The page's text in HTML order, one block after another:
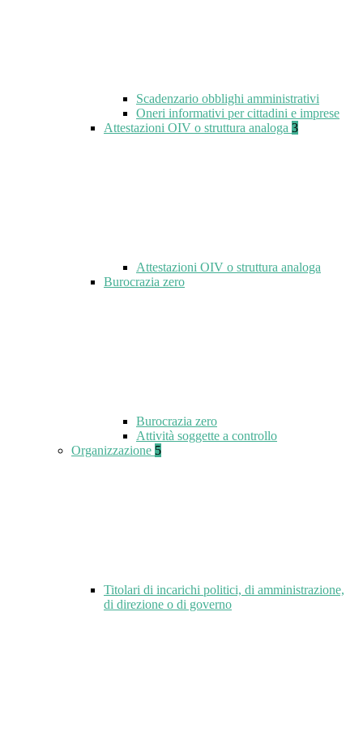
Scadenzario obblighi amministrativi
Oneri informativi per cittadini e imprese
Attestazioni OIV o struttura analoga 3
Attestazioni OIV o struttura analoga
Burocrazia zero
Burocrazia zero
Attività soggette a controllo
Organizzazione 5
Titolari di incarichi politici, di amministrazione,
di direzione o di governo